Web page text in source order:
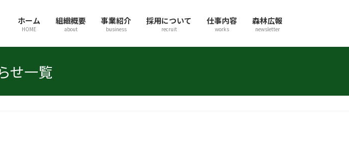
ホーム
HOME
組織概要
about
事業紹介
business
採用について
recruit
仕事内容
works
森林広報
newsletter
せ一覧